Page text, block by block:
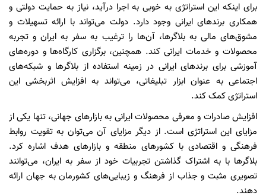
برای اینکه این استراتژی به خوبی به اجرا درآید، نیاز به حمایت دولتی و
همکاری برندهای ایرانی وجود دارد. دولت می‌تواند با ارائه تسهیلات و
مشوق‌های مالی به بلاگرها، آن‌ها را ترغیب به سفر به ایران و تجربه
محصولات و خدمات ایرانی کند. همچنین، برگزاری کارگاه‌ها و دوره‌های
آموزشی برای برندهای ایرانی در زمینه استفاده از بلاگرها و شبکه‌های
اجتماعی به عنوان ابزار تبلیغاتی، می‌تواند به افزایش اثربخشی این
استراتژی کمک کند.
افزایش صادرات و معرفی محصولات ایرانی به بازارهای جهانی، تنها یکی از
مزایای این استراتژی است. از دیگر مزایای آن می‌توان به تقویت روابط
فرهنگی و اقتصادی با کشورهای منطقه و بازارهای هدف اشاره کرد.
بلاگرها با به اشتراک گذاشتن تجربیات خود از سفر به ایران، می‌توانند
تصویری مثبت و جذاب از فرهنگ و زیبایی‌های کشورمان به جهان ارائه
دهند.